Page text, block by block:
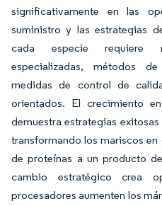
significativamente en las
suministro y las estrategias
cada especie requiere
especializadas, métodos
medidas de control de
orientados. El crecimiento
demuestra estrategias
transformando los mariscos
de proteínas a un producto
cambio estratégico crea
procesadores aumenten los